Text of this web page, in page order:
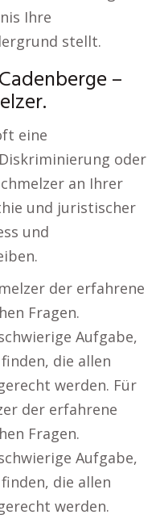
Ihre
stellt.
–
eine
oder
an Ihrer
und juristischer
und
der erfahrene
Fragen.
Aufgabe,
die allen
werden. Für
der erfahrene
Fragen.
Aufgabe,
die allen
werden.